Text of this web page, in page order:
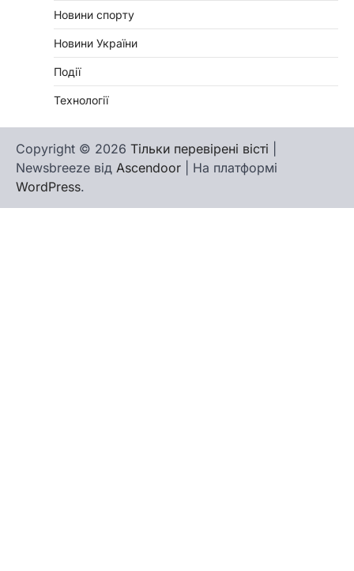
Новини спорту
Новини України
Події
Технології
Copyright © 2026 Тільки перевірені вісті
Newsbreeze від Ascendoor | На платформі
WordPress.